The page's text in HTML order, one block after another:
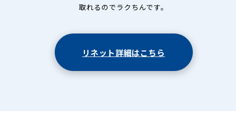
取れるのでラクちんです。
リネット詳細はこちら